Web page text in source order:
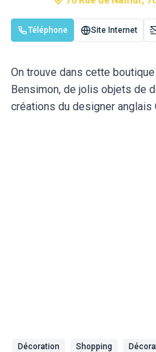
Téléphone Site Internet
On trouve dans cette
Bensimon, de jolis objets de
créations du designer anglais
Décoration Shopping